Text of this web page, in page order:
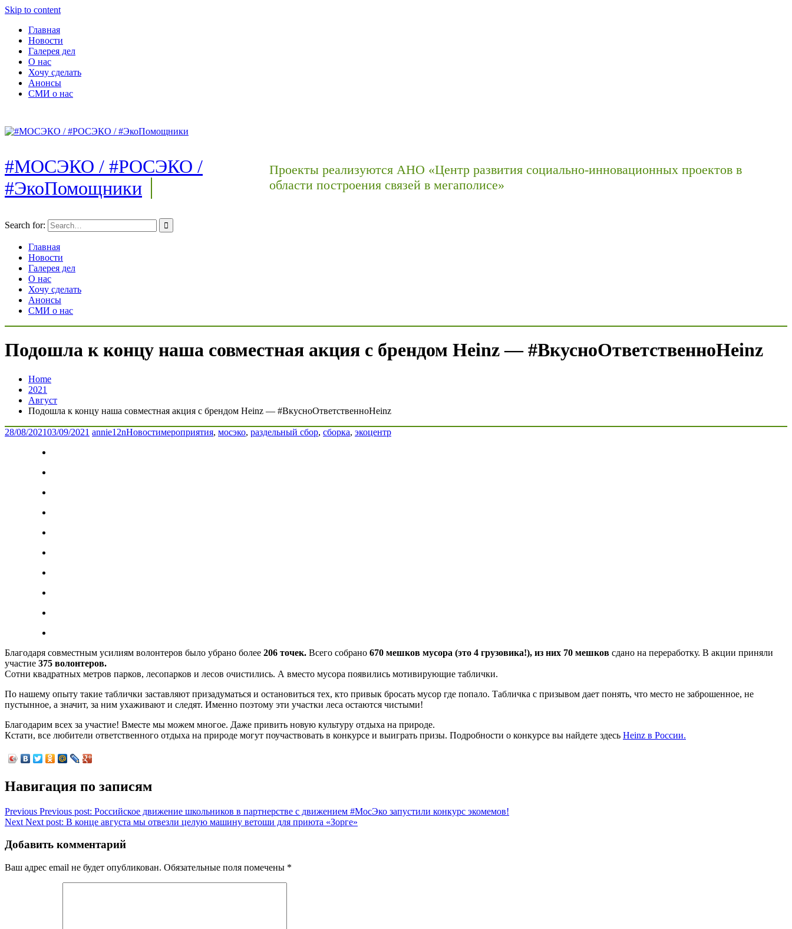
Skip to content
Главная
Новости
Галерея дел
О нас
Хочу сделать
Анонсы
СМИ о нас
#МОСЭКО / #РОСЭКО /
#ЭкоПомощники
Проекты реализуются АНО «Центр развития социально-инновационных проектов в
области построения связей в мегаполисе»
Search for:
Главная
Новости
Галерея дел
О нас
Хочу сделать
Анонсы
СМИ о нас
Подошла к концу наша совместная акция с брендом Heinz — #ВкусноОтветственноHeinz
Home
2021
Август
Подошла к концу наша совместная акция с брендом Heinz — #ВкусноОтветственноHeinz
28/08/202103/09/2021 annie12nНовостимероприятия, мосэко, раздельный сбор, сборка, экоцентр
Благодаря совместным усилиям волонтеров было убрано более 206 точек. Всего собрано 670 мешков мусора (это 4 грузовика!), из них 70 мешков сдано на переработку. В акции приняли
участие 375 волонтеров.
Сотни квадратных метров парков, лесопарков и лесов очистились. А вместо мусора появились мотивирующие таблички.
По нашему опыту такие таблички заставляют призадуматься и остановиться тех, кто привык бросать мусор где попало. Табличка с призывом дает понять, что место не заброшенное, не
пустынное, а значит, за ним ухаживают и следят. Именно поэтому эти участки леса остаются чистыми!
Благодарим всех за участие! Вместе мы можем многое. Даже привить новую культуру отдыха на природе.
Кстати, все любители ответственного отдыха на природе могут поучаствовать в конкурсе и выиграть призы. Подробности о конкурсе вы найдете здесь Heinz в России.
Навигация по записям
Previous Previous post: Российское движение школьников в партнерстве с движением #МосЭко запустили конкурс экомемов!
Next Next post: В конце августа мы отвезли целую машину ветоши для приюта «Зорге»
Добавить комментарий
Ваш адрес email не будет опубликован. Обязательные поля помечены *